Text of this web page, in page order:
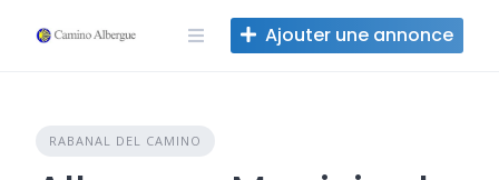
Ajouter une annonce
RABANAL DEL CAMINO